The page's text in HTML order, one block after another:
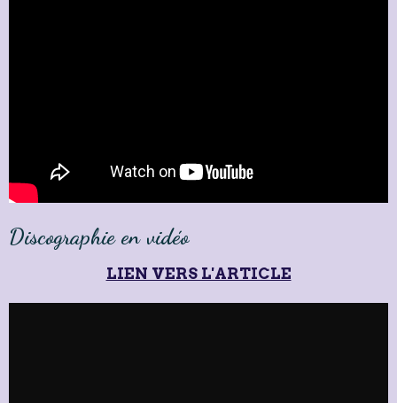
Discographie en vidéo
LIEN VERS L'ARTICLE